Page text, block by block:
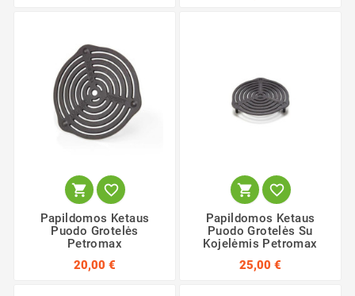
 
Papildomos Ketaus
Puodo Grotelės
Petromax
20,00 €
 
Papildomos Ketaus
Puodo Grotelės Su
Kojelėmis Petromax
25,00 €